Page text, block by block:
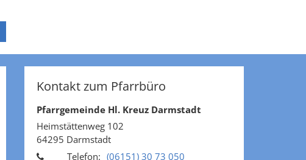
Kontakt zum Pfarrbüro
Pfarrgemeinde Hl. Kreuz Darmstadt
Heimstättenweg 102
64295 Darmstadt
Telefon: (06151) 30 73 050